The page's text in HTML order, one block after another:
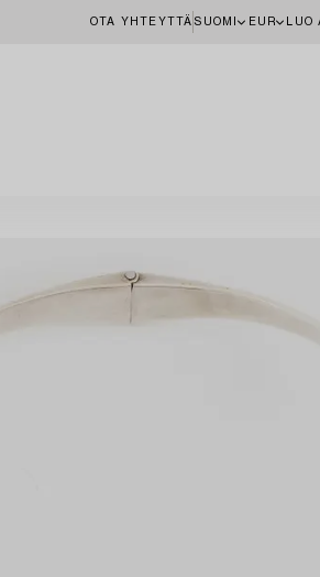
OTA YHTEYTTÄ SUOMI EUR LUO